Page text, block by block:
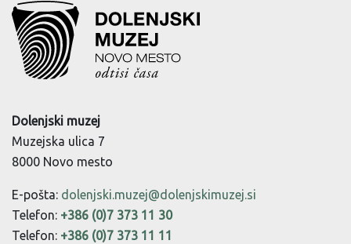
Dolenjski muzej
Muzejska ulica 7
8000 Novo mesto
E-pošta: dolenjski.muzej@dolenjskimuzej.si
Telefon: +386 (0)7 373 11 30
Telefon: +386 (0)7 373 11 11